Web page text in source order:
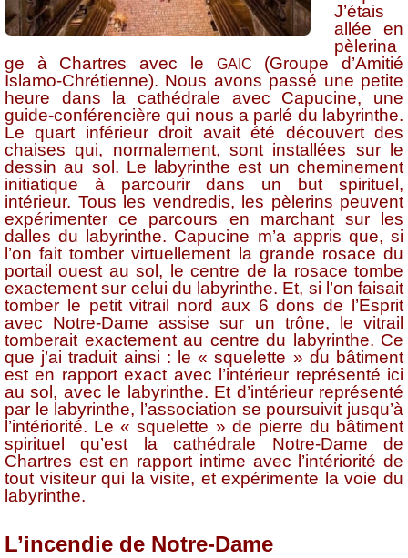
J’étais
allée en
pèlerina
ge à Chartres avec le
GAIC
(Groupe d’Amitié
Islamo-Chrétienne). Nous avons passé une petite
heure dans la cathédrale avec Capucine, une
guide-conférencière qui nous a parlé du labyrinthe.
Le quart inférieur droit avait été découvert des
chaises qui, normalement, sont installées sur le
dessin au sol. Le labyrinthe est un cheminement
initiatique à parcourir dans un but spirituel,
intérieur. Tous les vendredis, les pèlerins peuvent
expérimenter ce parcours en marchant sur les
dalles du labyrinthe. Capucine m’a appris que, si
l’on fait tomber virtuellement la grande rosace du
portail ouest au sol, le centre de la rosace tombe
exactement sur celui du labyrinthe. Et, si l’on faisait
tomber le petit vitrail nord aux 6 dons de l’Esprit
avec Notre-Dame assise sur un trône, le vitrail
tomberait exactement au centre du labyrinthe. Ce
que j’ai traduit ainsi : le « squelette » du bâtiment
est en rapport exact avec l’intérieur représenté ici
au sol, avec le labyrinthe. Et d’intérieur représenté
par le labyrinthe, l’association se poursuivit jusqu’à
l’intériorité. Le « squelette » de pierre du bâtiment
spirituel qu’est la cathédrale Notre-Dame de
Chartres est en rapport intime avec l’intériorité de
tout visiteur qui la visite, et expérimente la voie du
labyrinthe.
L’incendie de Notre-Dame